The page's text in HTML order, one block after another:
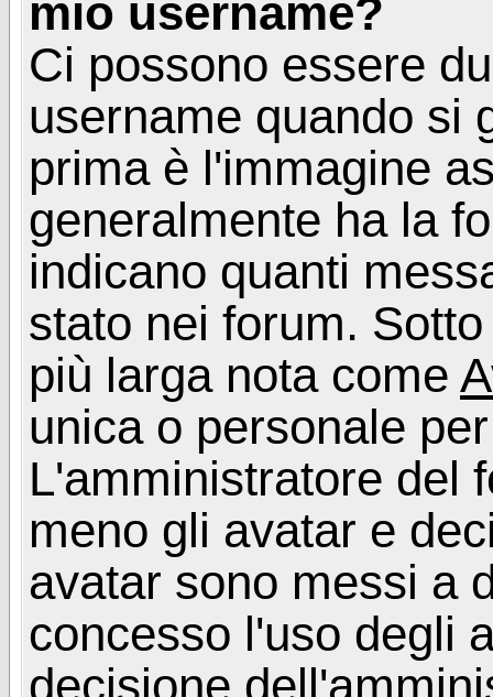
mio username?
Ci possono essere
username quando si
prima è l'immagine
generalmente ha la
indicano quanti
stato nei forum.
più larga nota come
unica o personale
L'amministratore del
meno gli avatar e
avatar sono messi a
concesso l'uso degli
decisione